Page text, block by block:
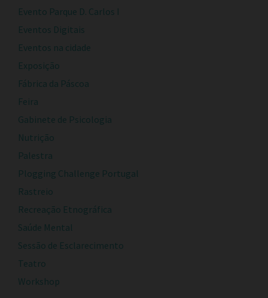
Evento Parque D. Carlos I
Eventos Digitais
Eventos na cidade
Exposição
Fábrica da Páscoa
Feira
Gabinete de Psicologia
Nutrição
Palestra
Plogging Challenge Portugal
Rastreio
Recreação Etnográfica
Saúde Mental
Sessão de Esclarecimento
Teatro
Workshop